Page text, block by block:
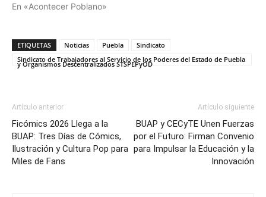
En «Acontecer Poblano»
ETIQUETAS Noticias Puebla
Sindicato
Sindicato de Trabajadores al Servicio de los Poderes del Estado de Puebla
y Organismos Descentralizados STSPEPyOD
Artículo anterior
Ficómics 2026 Llega a la
BUAP: Tres Días de Cómics,
Ilustración y Cultura Pop para
Miles de Fans
Artículo siguiente
BUAP y CECyTE Unen Fuerzas
por el Futuro: Firman Convenio
para Impulsar la Educación y la
Innovación